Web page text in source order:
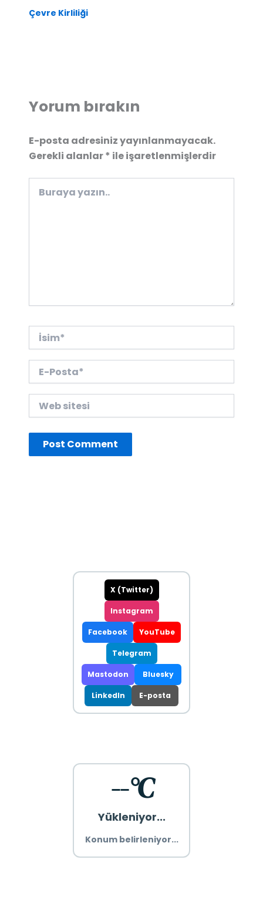
Çevre Kirliliği
Yorum bırakın
E-posta adresiniz yayınlanmayacak.
Gerekli alanlar* ile işaretlenmişlerdir
yazın..
İsim*
Posta*
sitesi
X (Twitter)
Instagram
Facebook YouTube
Telegram
Mastodon Bluesky
LinkedIn E-posta
--°C
Yükleniyor...
Konum belirleniyor...